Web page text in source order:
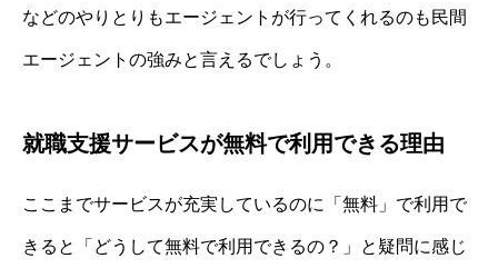
などのやりとりもエージェントが行ってくれるのも民間
エージェントの強みと言えるでしょう。
就職支援サービスが無料で利用できる理由
ここまでサービスが充実しているのに「無料」で利用で
きると「どうして無料で利用できるの？」と疑問に感じ